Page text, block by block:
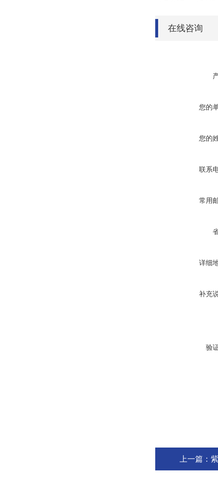
在线咨询
您的
您的
联系
常用
详细
补充
验
上一篇：